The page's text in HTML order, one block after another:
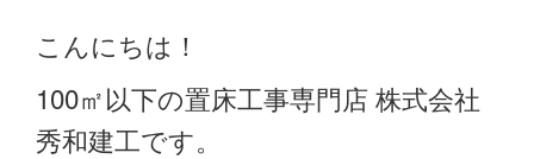
こんにちは！
100㎡以下の置床工事専門店 株式会社
秀和建工です。